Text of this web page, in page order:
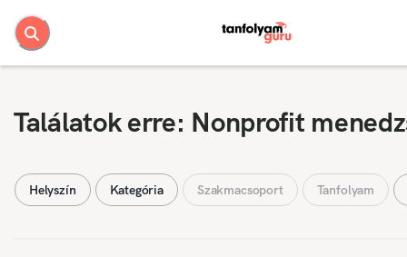
Találatok erre: Nonprofit
Helyszín Kategória Szakmacsoport Tanfolyam